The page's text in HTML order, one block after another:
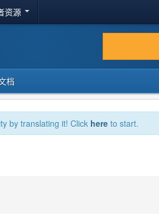
资源
档
by translating it! Click here to start.